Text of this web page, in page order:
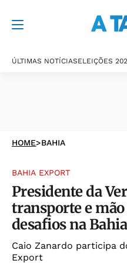
ÚLTIMAS NOTÍCIASELEIÇÕES
HOME>BAHIA
BAHIA EXPORT
Presidente da
transporte e
desafios na Bahia
Caio Zanardo participa
Export